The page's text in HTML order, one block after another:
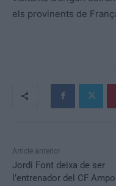
els provinents de
Article anterior
Jordi Font deixa de ser
l’entrenador del CF